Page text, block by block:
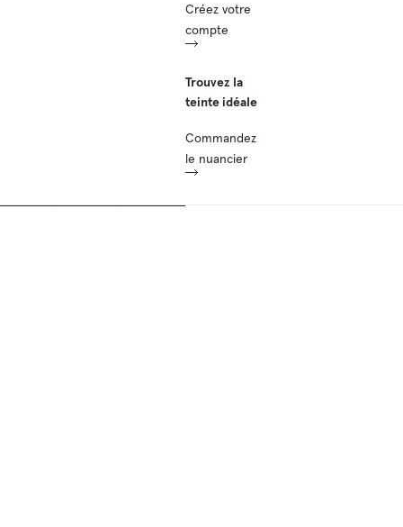
Créez votre
compte
Trouvez la
teinte idéale
Commandez
le nuancier
Passer aux informations sur le produit